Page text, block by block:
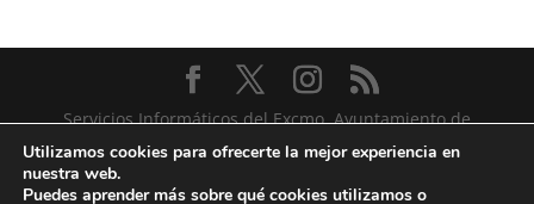
Servicios Informáticos del Excmo. Ayuntamiento de
Cazorla
Utilizamos cookies para ofrecerte la mejor experiencia en
nuestra web.
Puedes aprender más sobre qué cookies utilizamos o